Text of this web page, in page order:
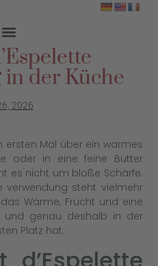
der Küche
2026
ersten Mal über ein warmes
oder in eine feine Butter
es nicht um bloße Schärfe.
steht vielmehr
Wärme, Frucht und eine
und genau deshalb in der
Platz hat.